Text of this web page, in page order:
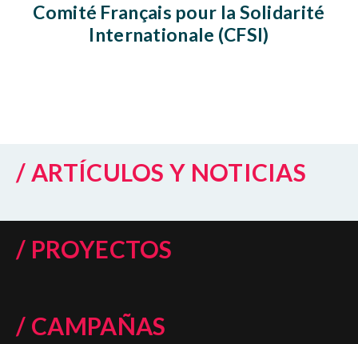
Comité Français pour la Solidarité
Internationale (CFSI)
/ ARTÍCULOS Y NOTICIAS
/ PROYECTOS
/ CAMPAÑAS